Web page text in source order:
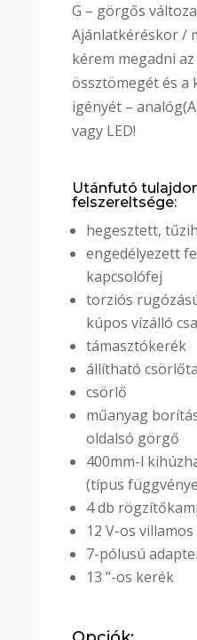
G – görgős
Ajánlatkéréskor /
kérem megadni
össztömegét és a
igényét –
vagy LED!
Utánfutó
felszereltsége:
hegesztett,
engedélyezett
kapcsolófej
torziós
kúpos vízálló
támasztókerék
állítható
csörlő
műanyag
oldalsó görgő
400mm-l
(típus
4 db
12 V-os
7-pólusú
13 ”-os kerék